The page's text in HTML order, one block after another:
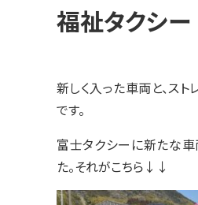
福祉タクシー
新しく入った車両と、ス
です。
富士タクシーに新たな
た。それがこちら↓↓